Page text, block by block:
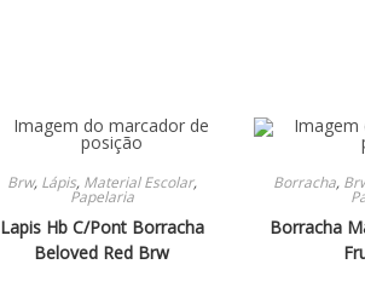
Brw, Lápis, Material Escolar,
Papelaria
Lapis Hb C/Pont Borracha
Beloved Red Brw
Borracha,
Borracha